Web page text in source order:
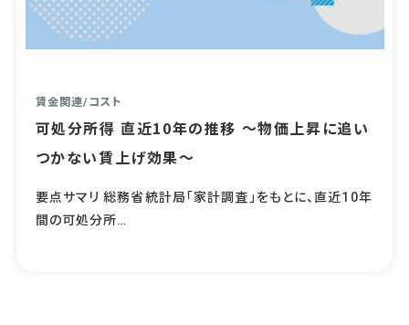
賃金関連/コスト
可処分所得 直近10年の推移 ～物価上昇に追い
つかない賃上げ効果～
要点サマリ 総務省統計局「家計調査」をもとに、直近10年
間の可処分所…